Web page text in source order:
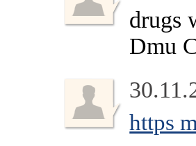
drugs
Dmu
https